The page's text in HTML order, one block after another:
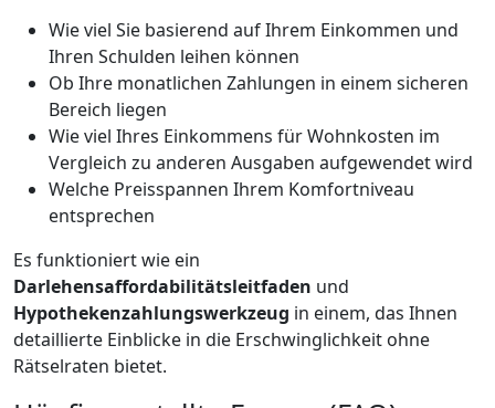
Wie viel Sie basierend auf Ihrem Einkommen und
Ihren Schulden leihen können
Ob Ihre monatlichen Zahlungen in einem sicheren
Bereich liegen
Wie viel Ihres Einkommens für Wohnkosten im
Vergleich zu anderen Ausgaben aufgewendet wird
Welche Preisspannen Ihrem Komfortniveau
entsprechen
Es funktioniert wie ein
Darlehensaffordabilitätsleitfaden und
Hypothekenzahlungswerkzeug in einem, das Ihnen
detaillierte Einblicke in die Erschwinglichkeit ohne
Rätselraten bietet.